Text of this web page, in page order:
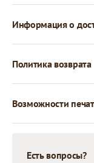
Информация о
Политика возврата
Возможности
Есть вопросы?